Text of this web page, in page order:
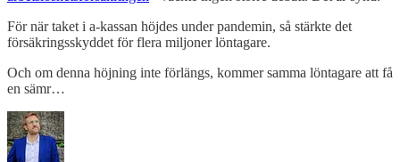
För när taket i a-kassan höjdes under pandemin, så stärkte det
försäkringsskyddet för flera miljoner löntagare.
Och om denna höjning inte förlängs, kommer samma löntagare att få
en sämr…